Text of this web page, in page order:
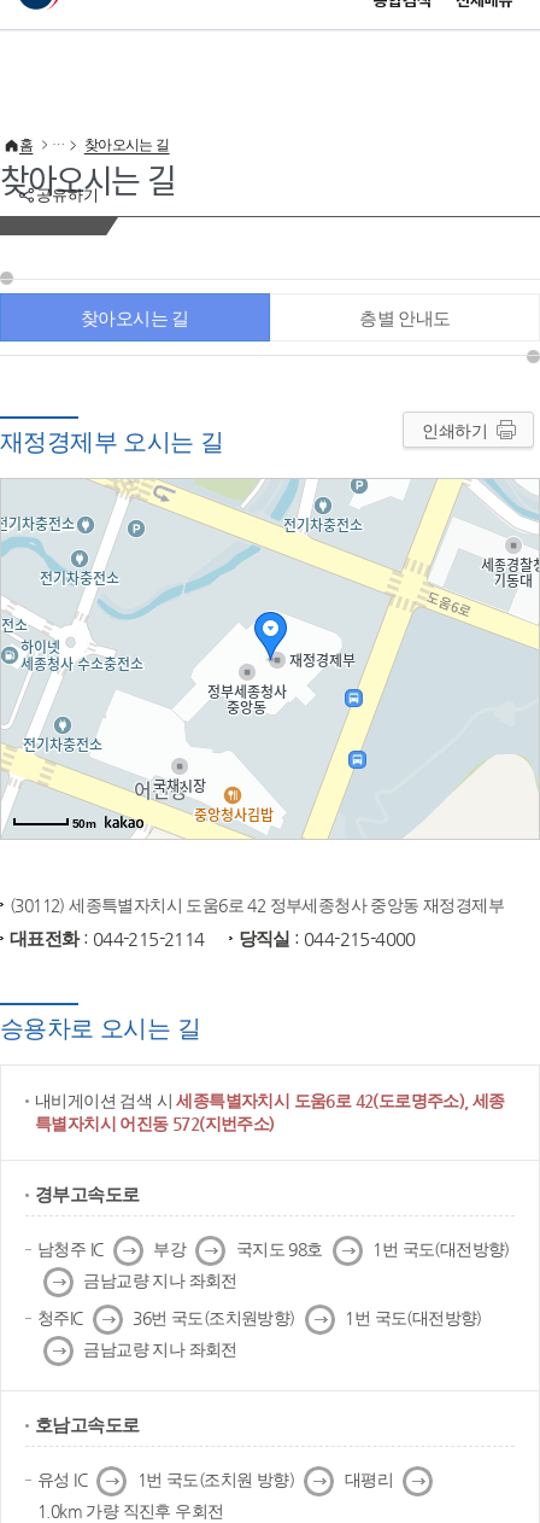
이 누리집은 대한민국 공식 전자정부 누리집입니다.
공유하기
홈 찾아오시는 길
찾아오시는 길
찾아오시는 길 층별 안내도
재정경제부 오시는 길 인쇄하기
50m
(30112) 세종특별자치시 도움6로 42 정부세종청사 중앙동 재정경제부
대표전화: 044-215-2114 당직실 : 044-215-4000
승용차로 오시는 길
내비게이션 검색 시세종특별자치시 도움6로 42(도로명주소), 세종
특별자치시 어진동 572(지번주소)
경부고속도로
남청주 IC 다
음
부강 다
음
국지도 98호 다
음
1번 국도(대전방향)
다
음
금남교량 지나 좌회전
청주IC 다
음
36번 국도(조치원방향) 다
음
1번 국도(대전방향)
다
음
금남교량 지나 좌회전
호남고속도로
유성 IC 다
음
1번 국도(조치원 방향) 다
음
대평리 다
음
1.0km 가량 직진후 우회전